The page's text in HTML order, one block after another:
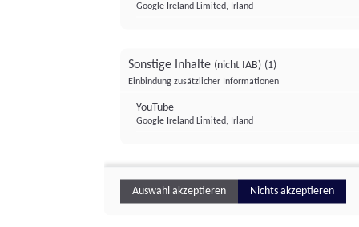
Google Ireland Limited, Irland
Sonstige Inhalte (nicht IAB) (1)
Einbindung zusätzlicher Informationen
YouTube
Google Ireland Limited, Irland
Auswahl akzeptieren Nichts akzeptieren